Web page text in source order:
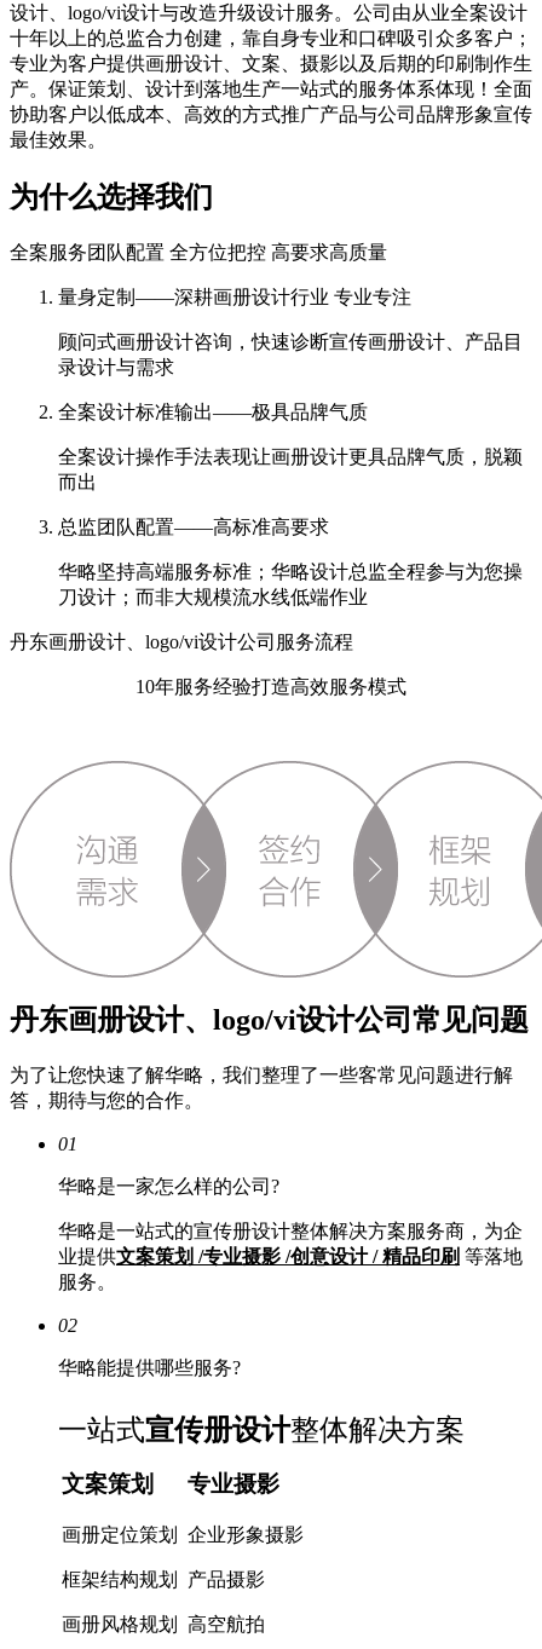
设计、logo/vi设计与改造升级设计服务。公司由从业全案设计
十年以上的总监合力创建，靠自身专业和口碑吸引众多客户；
专业为客户提供画册设计、文案、摄影以及后期的印刷制作生
产。保证策划、设计到落地生产一站式的服务体系体现！全面
协助客户以低成本、高效的方式推广产品与公司品牌形象宣传
最佳效果。
为什么选择我们
全案服务团队配置 全方位把控 高要求高质量
量身定制——深耕画册设计行业 专业专注
顾问式画册设计咨询，快速诊断宣传画册设计、产品目
录设计与需求
全案设计标准输出——极具品牌气质
全案设计操作手法表现让画册设计更具品牌气质，脱颖
而出
总监团队配置——高标准高要求
华略坚持高端服务标准；华略设计总监全程参与为您操
刀设计；而非大规模流水线低端作业
丹东画册设计、logo/vi设计公司服务流程
10年服务经验打造高效服务模式
丹东画册设计、logo/vi设计公司常见问题
为了让您快速了解华略，我们整理了一些客常见问题进行解
答，期待与您的合作。
01
华略是一家怎么样的公司?
华略是一站式的宣传册设计整体解决方案服务商，为企
业提供文案策划 /专业摄影 /创意设计 / 精品印刷 等落地
服务。
02
华略能提供哪些服务?
一站式宣传册设计整体解决方案
文案策划
画册定位策划
框架结构规划
画册风格规划
专业摄影
企业形象摄影
产品摄影
高空航拍